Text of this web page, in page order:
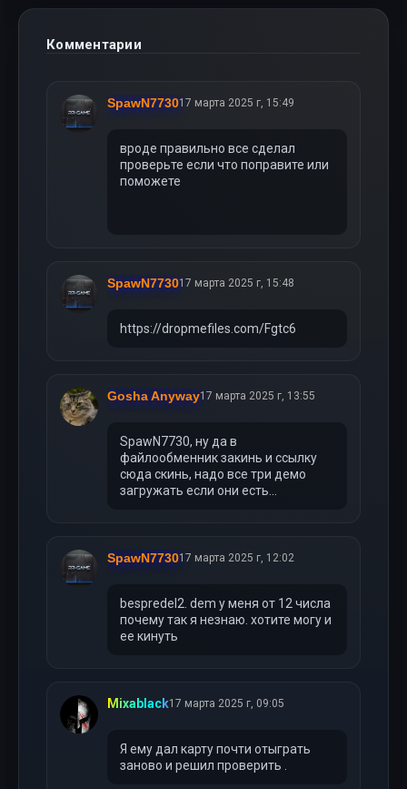
Комментарии
SpawN773017 марта 2025 г, 15:49
вроде правильно все сделал
проверьте если что поправите или
поможете
SpawN773017 марта 2025 г, 15:48
https://dropmefiles.com/Fgtc6
Gosha Anyway17 марта 2025 г, 13:55
SpawN7730, ну да в
файлообменник закинь и ссылку
сюда скинь, надо все три демо
загружать если они есть...
SpawN773017 марта 2025 г, 12:02
bespredel2. dem у меня от 12 числа
почему так я незнаю. хотите могу и
ее кинуть
Mixablack17 марта 2025 г, 09:05
Я ему дал карту почти отыграть
заново и решил проверить .